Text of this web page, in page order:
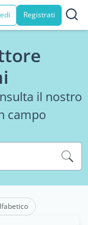
Registrati
il nostro
campo